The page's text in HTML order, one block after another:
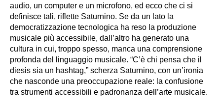
audio, un computer e un microfono, ed ecco che ci si
definisce tali, riflette Saturnino. Se da un lato la
democratizzazione tecnologica ha reso la produzione
musicale più accessibile, dall’altro ha generato una
cultura in cui, troppo spesso, manca una comprensione
profonda del linguaggio musicale. “C’è chi pensa che il
diesis sia un hashtag,” scherza Saturnino, con un’ironia
che nasconde una preoccupazione reale: la confusione
tra strumenti accessibili e padronanza dell’arte musicale.